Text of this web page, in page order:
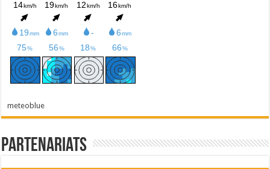
meteoblue
Partenariats